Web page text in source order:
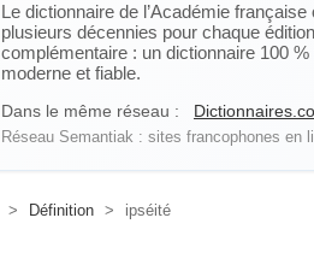
Le dictionnaire de l’Académie
plusieurs décennies pour chaque
complémentaire : un dictionnaire 100
moderne et fiable.
Dans le même réseau :
Réseau Semantiak : sites francophones en
> Définition > ipséité